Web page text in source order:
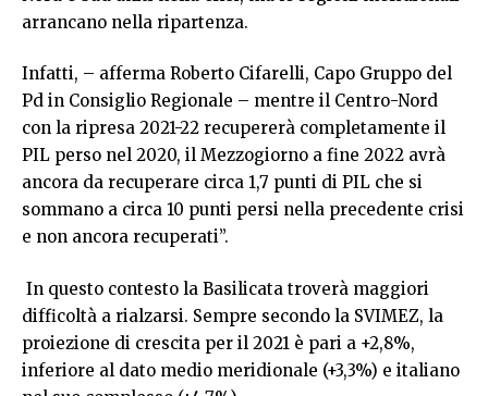
arrancano nella ripartenza.
Infatti, – afferma Roberto Cifarelli, Capo Gruppo del
Pd in Consiglio Regionale – mentre il Centro-Nord
con la ripresa 2021-22 recupererà completamente il
PIL perso nel 2020, il Mezzogiorno a fine 2022 avrà
ancora da recuperare circa 1,7 punti di PIL che si
sommano a circa 10 punti persi nella precedente crisi
e non ancora recuperati”.
In questo contesto la Basilicata troverà maggiori
difficoltà a rialzarsi. Sempre secondo la SVIMEZ, la
proiezione di crescita per il 2021 è pari a +2,8%,
inferiore al dato medio meridionale (+3,3%) e italiano